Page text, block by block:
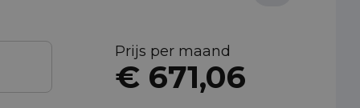
Prijs per maand
€ 671,06